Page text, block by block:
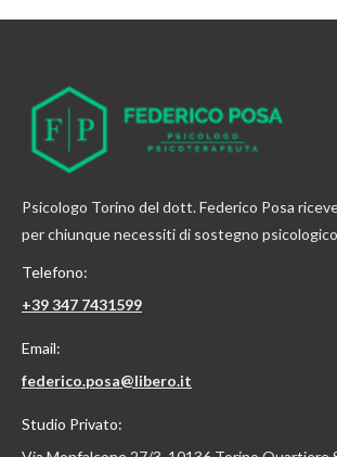
Psicologo Torino del dott. Federico Posa
per chiunque necessiti di sostegno
Telefono:
+39 347 7431599
Email:
federico.posa@libero.it
Studio Privato: